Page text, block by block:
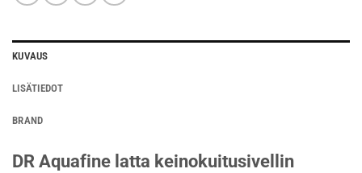
KUVAUS
LISÄTIEDOT
BRAND
DR Aquafine latta keinokuitusivellin